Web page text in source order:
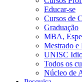
Educar-se
Cursos de
Graduação
MBA,
Mestrado e
UNISC
Todos os
Núcleo de